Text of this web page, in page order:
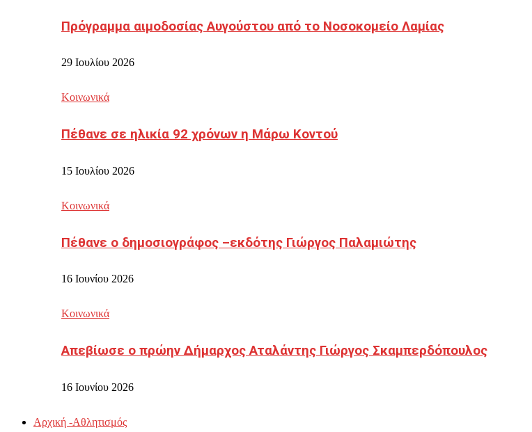
Πρόγραμμα αιμοδοσίας Αυγούστου από το Νοσοκομείο Λαμίας
29 Ιουλίου 2026
Κοινωνικά
Πέθανε σε ηλικία 92 χρόνων η Μάρω Κοντού
15 Ιουλίου 2026
Κοινωνικά
Πέθανε ο δημοσιογράφος –εκδότης Γιώργος Παλαμιώτης
16 Ιουνίου 2026
Κοινωνικά
Απεβίωσε ο πρώην Δήμαρχος Αταλάντης Γιώργος Σκαμπερδόπουλος
16 Ιουνίου 2026
Αρχική -Αθλητισμός